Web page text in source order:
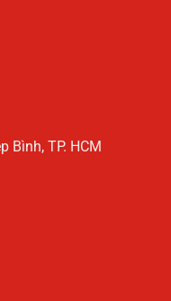
Bình, TP. HCM